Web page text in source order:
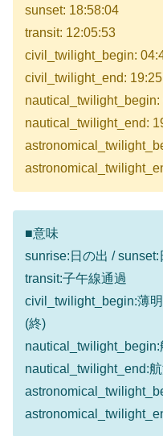
sunset: 18:58:04
transit: 12:05:53
civil_twilight_begin:
civil_twilight_end:
nautical_twilight_begin:
nautical_twilight_end:
■意味
sunrise:日の出 / sunset:
transit:子午線通過
civil_twilight_begin:薄
(終)
nautical_twilight_begin:
nautical_twilight_end: